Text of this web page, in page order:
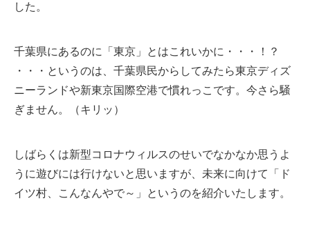
した。
千葉県にあるのに「東京」とはこれいかに・・・！？
・・・というのは、千葉県民からしてみたら東京ディズ
ニーランドや新東京国際空港で慣れっこです。今さら騒
ぎません。（キリッ）
しばらくは新型コロナウィルスのせいでなかなか思うよ
うに遊びには行けないと思いますが、未来に向けて「ド
イツ村、こんなんやで～」というのを紹介いたします。